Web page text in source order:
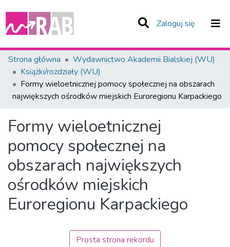
Zaloguj się (current)
Zespoły i Kolekcje
Statystyka
Całe Repozytorium
Strona główna
Wydawnictwo Akademii Bialskiej (WU)
Książki/rozdziały (WU)
Formy wieloetnicznej pomocy społecznej na obszarach
największych ośrodków miejskich Euroregionu Karpackiego
Formy wieloetnicznej
pomocy społecznej na
obszarach największych
ośrodków miejskich
Euroregionu Karpackiego
Prosta strona rekordu